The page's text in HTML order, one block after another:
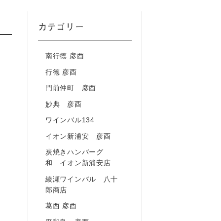
カテゴリー
南行徳 彦酉
行徳 彦酉
門前仲町 彦酉
妙典 彦酉
ワインバル134
イオン新浦安 彦酉
炭焼きハンバーグ
和 イオン新浦安店
綾瀬ワインバル 八十
郎商店
葛西 彦酉